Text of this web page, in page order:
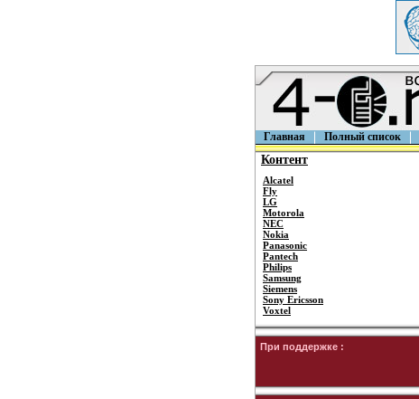
Главная Полный список
Контент
Alcatel
Fly
LG
Motorola
NEC
Nokia
Panasonic
Pantech
Philips
Samsung
Siemens
Sony Ericsson
Voxtel
При поддержке :